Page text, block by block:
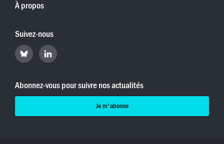
À propos
Suivez-nous
Retrouvez
Hyperradio
Bluesky
Retrouvez
Hyperradio
LinkedIn
Abonnez-vous pour suivre nos actualités
Je m'abonne